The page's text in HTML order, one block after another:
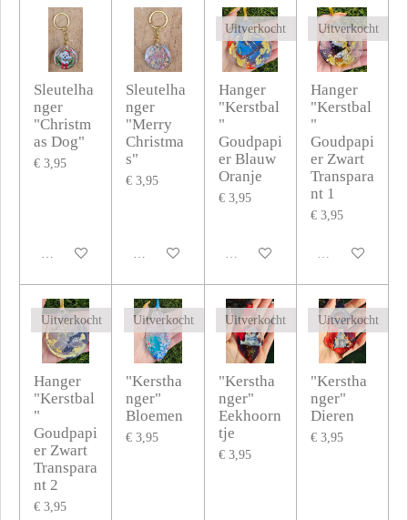
Sleutelha
nger
"Christm
as Dog"
€ 3,95
In winkelwagen
Sleutelha
nger
"Merry
Christma
s"
€ 3,95
In winkelwagen
Uitverkocht
Hanger
"Kerstbal
"
Goudpapi
er Blauw
Oranje
€ 3,95
Uitverkocht
Uitverkocht
Hanger
"Kerstbal
"
Goudpapi
er Zwart
Transpara
nt 1
€ 3,95
Uitverkocht
Uitverkocht
Hanger
"Kerstbal
"
Goudpapi
er Zwart
Transpara
nt 2
€ 3,95
Uitverkocht
"Kerstha
nger"
Bloemen
€ 3,95
Uitverkocht
"Kerstha
nger"
Eekhoorn
tje
€ 3,95
Uitverkocht
"Kerstha
nger"
Dieren
€ 3,95